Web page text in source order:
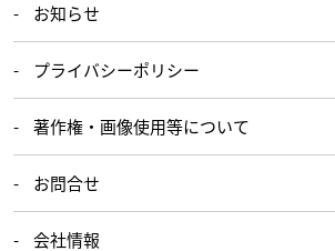
お知らせ
プライバシーポリシー
著作権・画像使用等について
お問合せ
会社情報